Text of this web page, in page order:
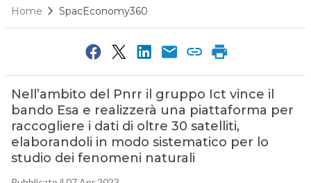
Home SpacEconomy360
Nell’ambito del Pnrr il gruppo Ict vince il
bando Esa e realizzerà una piattaforma per
raccogliere i dati di oltre 30 satelliti,
elaborandoli in modo sistematico per lo
studio dei fenomeni naturali